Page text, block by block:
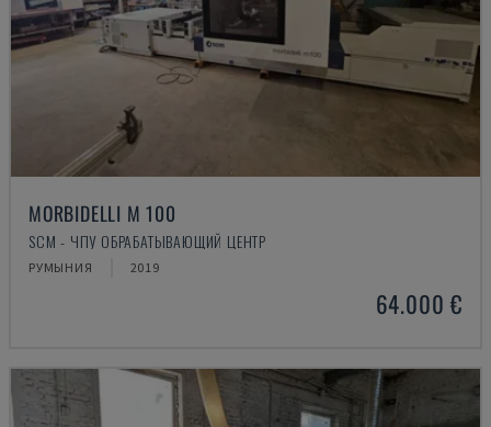
MORBIDELLI M 100
SCM - ЧПУ ОБРАБАТЫВАЮЩИЙ ЦЕНТР
РУМЫНИЯ 2019
64.000 €